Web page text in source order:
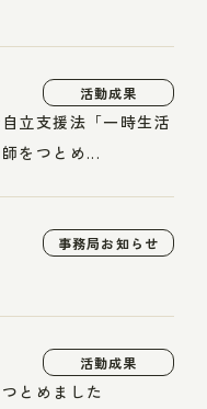
活動成果
立支援法「一時生活
をつとめ...
事務局お知らせ
活動成果
とめました